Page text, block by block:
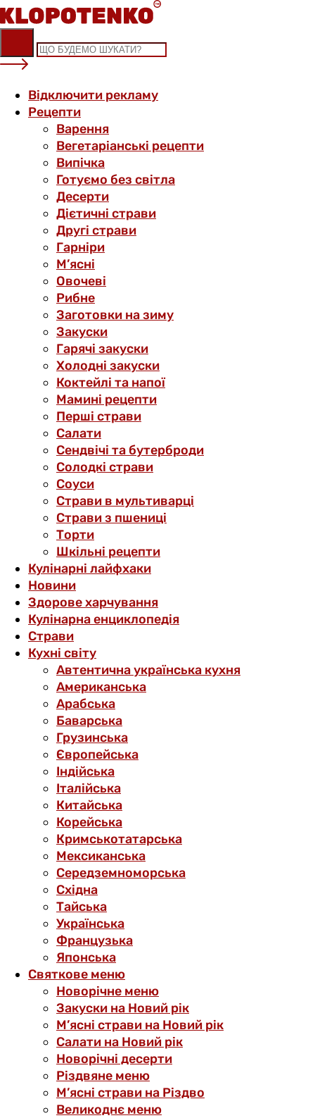
Skip
to
content
Відключити рекламу
Рецепти
Варення
Вегетаріанські рецепти
Випічка
Готуємо без світла
Десерти
Дієтичні страви
Другі страви
Гарніри
М’ясні
Овочеві
Рибне
Заготовки на зиму
Закуски
Гарячі закуски
Холодні закуски
Коктейлі та напої
Мамині рецепти
Перші страви
Салати
Сендвічі та бутерброди
Солодкі страви
Соуси
Страви в мультиварці
Страви з пшениці
Торти
Шкільні рецепти
Кулінарні лайфхаки
Новини
Здорове харчування
Кулінарна енциклопедія
Страви
Кухні світу
Автентична українська кухня
Американська
Арабська
Баварська
Грузинська
Європейська
Індійська
Італійська
Китайська
Корейська
Кримськотатарська
Мексиканська
Середземноморська
Східна
Тайська
Українська
Французька
Японська
Святкове меню
Новорічне меню
Закуски на Новий рік
М’ясні страви на Новий рік
Салати на Новий рік
Новорічні десерти
Різдвяне меню
М’ясні страви на Різдво
Великоднє меню